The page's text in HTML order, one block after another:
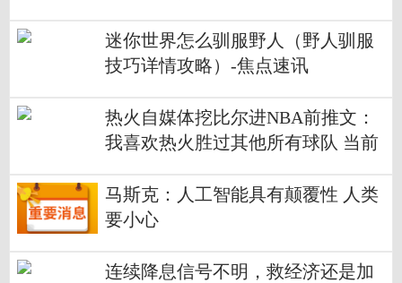
迷你世界怎么驯服野人（野人驯服
技巧详情攻略）-焦点速讯
热火自媒体挖比尔进NBA前推文：
我喜欢热火胜过其他所有球队 当前
马斯克：人工智能具有颠覆性 人类
要小心
连续降息信号不明，救经济还是加